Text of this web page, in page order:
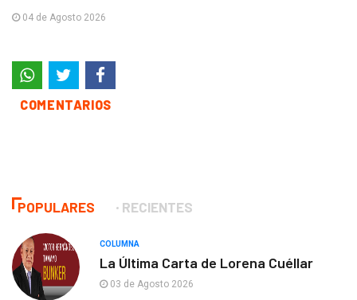
04 de Agosto 2026
COMENTARIOS
POPULARES RECIENTES
COLUMNA
La Última Carta de Lorena Cuéllar
03 de Agosto 2026